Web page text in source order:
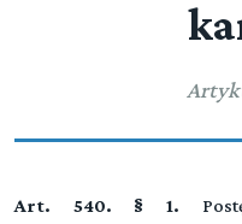
Art. 540. § 1.